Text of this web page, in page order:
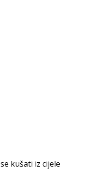
kušati iz cijele